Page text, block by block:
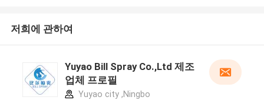
저희에 관하여
Yuyao Bill Spray Co.,Ltd 제조
업체 프로필
Yuyao city ,Ningbo